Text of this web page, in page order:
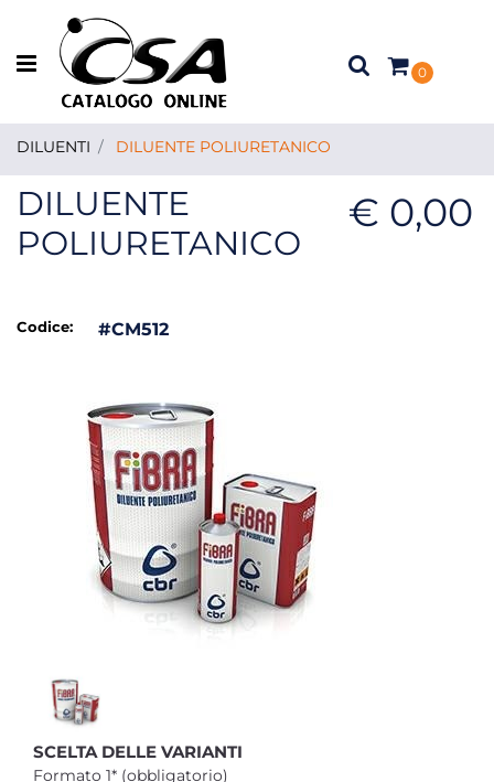
Open menu
0
DILUENTI DILUENTE POLIURETANICO
DILUENTE
POLIURETANICO
€ 0,00
Codice: #CM512
SCELTA DELLE VARIANTI
Formato 1* (obbligatorio)